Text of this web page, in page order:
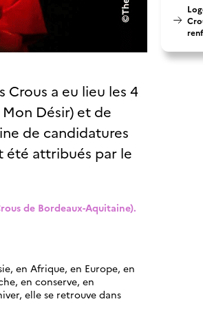
a eu lieu les 4
Désir) et de
de candidatures
été attribués par le
de Bordeaux-Aquitaine).
en Afrique, en Europe, en
en conserve, en
elle se retrouve dans